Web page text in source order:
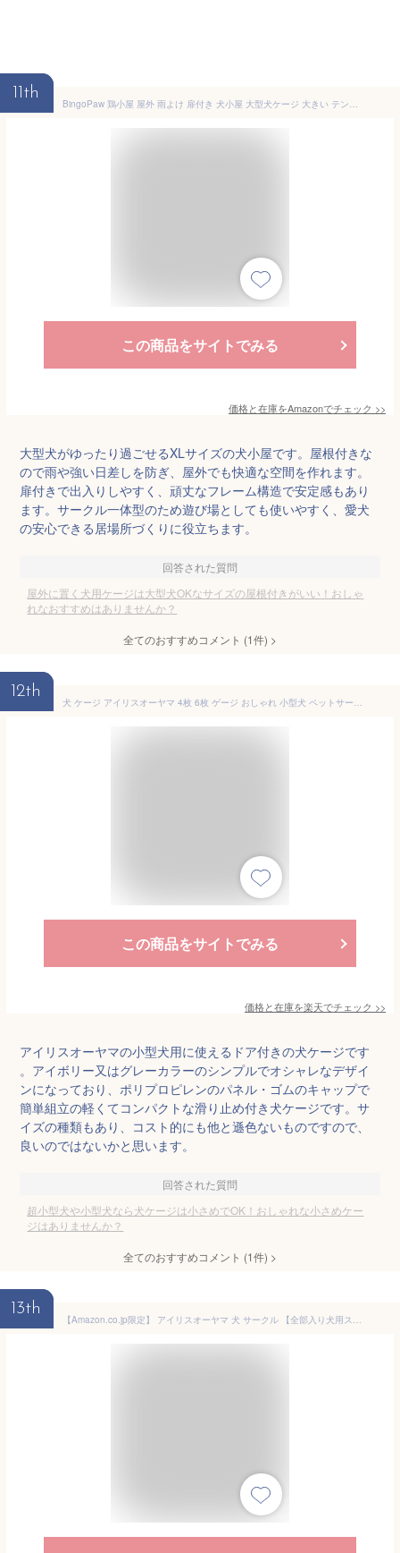
11th
BingoPaw 鶏小屋 屋外 雨よけ 扉付き 犬小屋 大型犬ケージ 大きい テント 屋根付き 日よけ 室内 ドッグハウス サークル 中型犬 小型犬 頑丈 ペットハウス 物置小屋 XL
この商品をサイトでみる
価格と在庫をAmazonでチェック >>
大型犬がゆったり過ごせるXLサイズの犬小屋です。屋根付きな
ので雨や強い日差しを防ぎ、屋外でも快適な空間を作れます。
扉付きで出入りしやすく、頑丈なフレーム構造で安定感もあり
ます。サークル一体型のため遊び場としても使いやすく、愛犬
の安心できる居場所づくりに役立ちます。
回答された質問
屋外に置く犬用ケージは大型犬OKなサイズの屋根付きがいい！おしゃ
れなおすすめはありませんか？
全てのおすすめコメント (1件) >
12th
犬 ケージ アイリスオーヤマ 4枚 6枚 ゲージ おしゃれ 小型犬 ペットサークル ペットフェンス 室内 柵 ドア付き プラスチック 滑り止め 組み立て 簡単 コンパクト お留守番 サークル けーじ CIー6022 CIー604 CIー606 *
この商品をサイトでみる
価格と在庫を楽天でチェック >>
アイリスオーヤマの小型犬用に使えるドア付きの犬ケージです
。アイボリー又はグレーカラーのシンプルでオシャレなデザイ
ンになっており、ポリプロピレンのパネル・ゴムのキャップで
簡単組立の軽くてコンパクトな滑り止め付き犬ケージです。サ
イズの種類もあり、コスト的にも他と遜色ないものですので、
良いのではないかと思います。
回答された質問
超小型犬や小型犬なら犬ケージは小さめでOK！おしゃれな小さめケー
ジはありませんか？
全てのおすすめコメント (1件) >
13th
【Amazon.co.jp限定】 アイリスオーヤマ 犬 サークル 【全部入り犬用スターターセット】 システムサークル・トレーニングペットトレー・給水ボトル・ステンレス食器・お試しペットシーツ20枚